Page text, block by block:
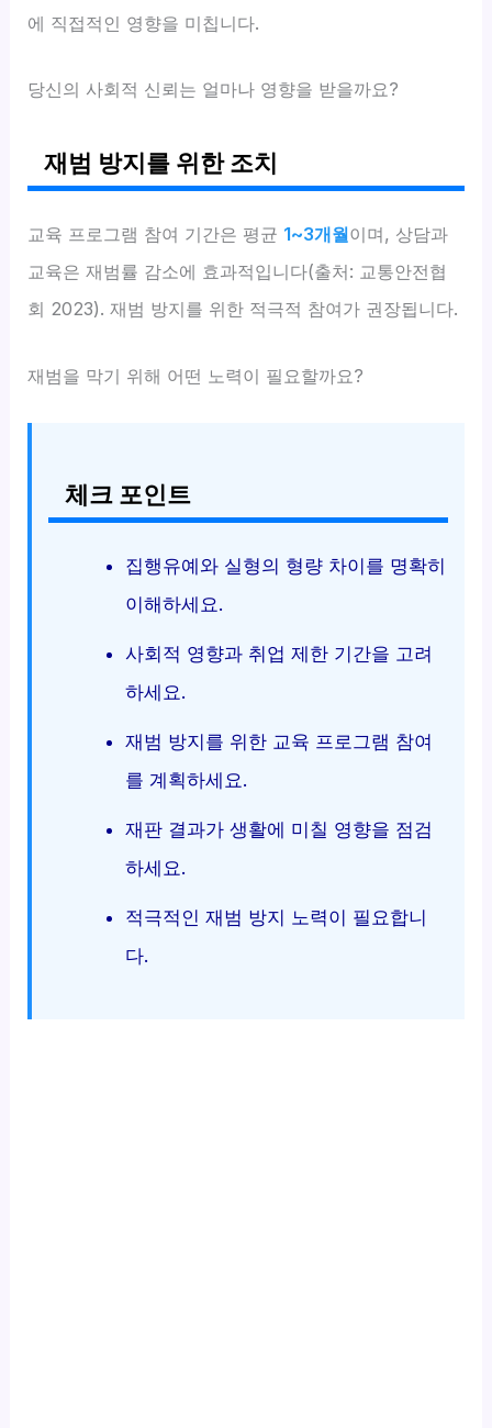
에 직접적인 영향을 미칩니다.
당신의 사회적 신뢰는 얼마나 영향을 받을까요?
재범 방지를 위한 조치
교육 프로그램 참여 기간은 평균 1~3개월이며, 상담과
교육은 재범률 감소에 효과적입니다(출처: 교통안전협
회 2023). 재범 방지를 위한 적극적 참여가 권장됩니다.
재범을 막기 위해 어떤 노력이 필요할까요?
체크 포인트
집행유예와 실형의 형량 차이를 명확히
이해하세요.
사회적 영향과 취업 제한 기간을 고려
하세요.
재범 방지를 위한 교육 프로그램 참여
를 계획하세요.
재판 결과가 생활에 미칠 영향을 점검
하세요.
적극적인 재범 방지 노력이 필요합니
다.